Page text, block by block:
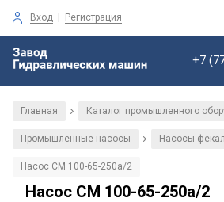
Вход | Регистрация
+7
Главная / Каталог промышленного
Промышленные насосы / Насосы
Насос СМ 100-65-250а/2
Насос СМ 100-65-250а/2